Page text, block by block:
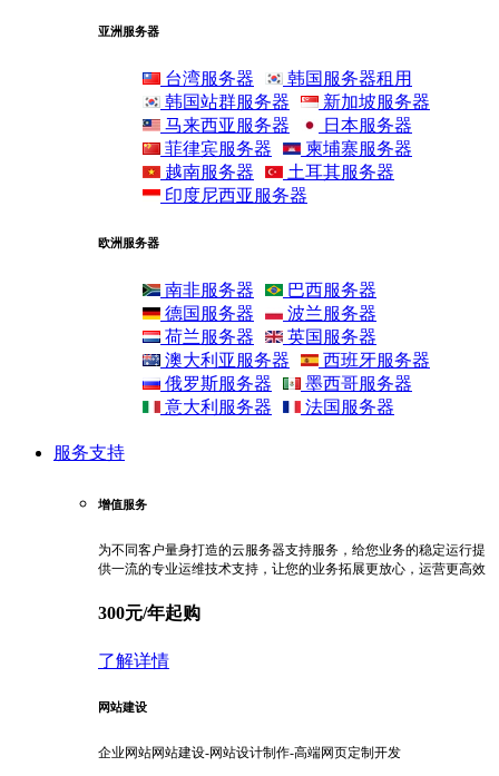
亚洲服务器
台湾服务器
韩国服务器租用
韩国站群服务器
新加坡服务器
马来西亚服务器
日本服务器
菲律宾服务器
柬埔寨服务器
越南服务器
土耳其服务器
印度尼西亚服务器
欧洲服务器
南非服务器
巴西服务器
德国服务器
波兰服务器
荷兰服务器
英国服务器
澳大利亚服务器
西班牙服务器
俄罗斯服务器
墨西哥服务器
意大利服务器
法国服务器
服务支持
增值服务
为不同客户量身打造的云服务器支持服务，给您业务的稳定运行提
供一流的专业运维技术支持，让您的业务拓展更放心，运营更高效
300元/年起购
了解详情
网站建设
企业网站网站建设-网站设计制作-高端网页定制开发